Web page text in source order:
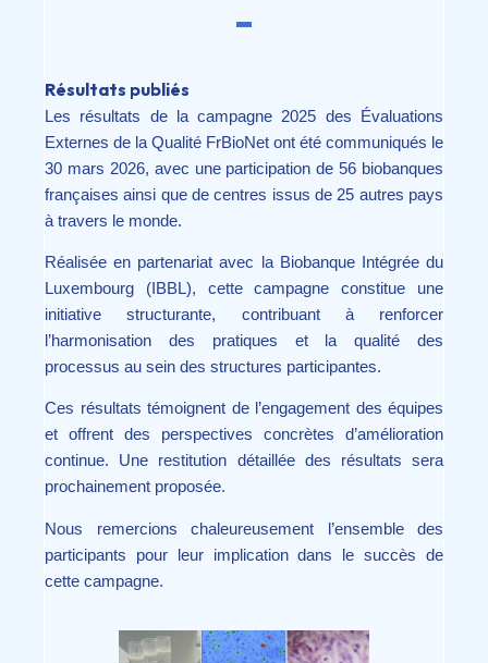
Résultats publiés
Les résultats de la campagne 2025 des Évaluations
Externes de la Qualité FrBioNet ont été communiqués le
30 mars 2026, avec une participation de 56 biobanques
françaises ainsi que de centres issus de 25 autres pays
à travers le monde.
Réalisée en partenariat avec la Biobanque Intégrée du
Luxembourg (IBBL), cette campagne constitue une
initiative structurante, contribuant à renforcer
l’harmonisation des pratiques et la qualité des
processus au sein des structures participantes.
Ces résultats témoignent de l’engagement des équipes
et offrent des perspectives concrètes d’amélioration
continue. Une restitution détaillée des résultats sera
prochainement proposée.
Nous remercions chaleureusement l’ensemble des
participants pour leur implication dans le succès de
cette campagne.